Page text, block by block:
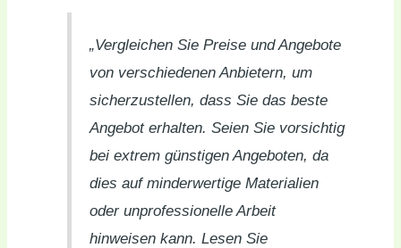
„Vergleichen Sie Preise und Angebote
von verschiedenen Anbietern, um
sicherzustellen, dass Sie das beste
Angebot erhalten. Seien Sie vorsichtig
bei extrem günstigen Angeboten, da
dies auf minderwertige Materialien
oder unprofessionelle Arbeit
hinweisen kann. Lesen Sie